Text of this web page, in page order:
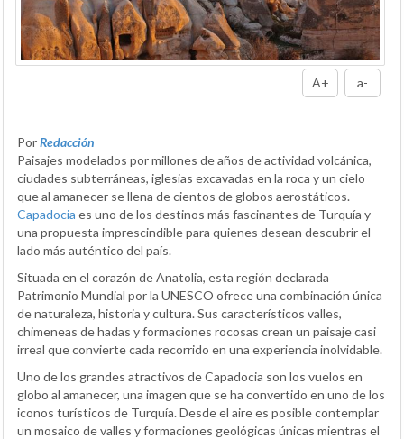
A+ a-
PorRedacción
Paisajes modelados por millones de años de actividad volcánica,
ciudades subterráneas, iglesias excavadas en la roca y un cielo
que al amanecer se llena de cientos de globos aerostáticos.
Capadocia es uno de los destinos más fascinantes de Turquía y
una propuesta imprescindible para quienes desean descubrir el
lado más auténtico del país.
Situada en el corazón de Anatolia, esta región declarada
Patrimonio Mundial por la UNESCO ofrece una combinación única
de naturaleza, historia y cultura. Sus característicos valles,
chimeneas de hadas y formaciones rocosas crean un paisaje casi
irreal que convierte cada recorrido en una experiencia inolvidable.
Uno de los grandes atractivos de Capadocia son los vuelos en
globo al amanecer, una imagen que se ha convertido en uno de los
iconos turísticos de Turquía. Desde el aire es posible contemplar
un mosaico de valles y formaciones geológicas únicas mientras el